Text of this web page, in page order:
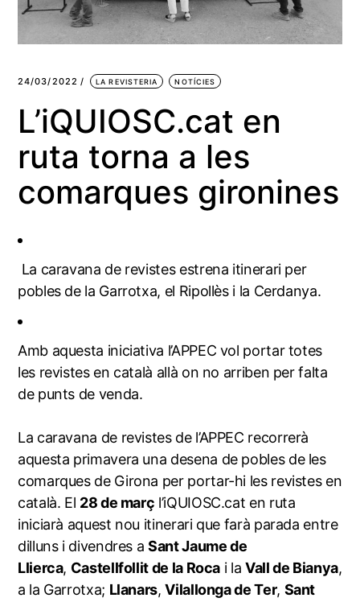
24/03/2022 LA REVISTERIA NOTÍCIES
L’iQUIOSC.cat en
ruta torna a les
comarques gironines
La caravana de revistes estrena itinerari per
pobles de la Garrotxa, el Ripollès i la Cerdanya.
Amb aquesta iniciativa l’APPEC vol portar totes
les revistes en català allà on no arriben per falta
de punts de venda.
La caravana de revistes de l’APPEC recorrerà
aquesta primavera una desena de pobles de les
comarques de Girona per portar-hi les revistes en
català. El 28 de març l’iQUIOSC.cat en ruta
iniciarà aquest nou itinerari que farà parada entre
dilluns i divendres aSant Jaume de
Llierca, Castellfollit de la Roca i la Vall de Bianya,
a la Garrotxa; Llanars,Vilallonga de Ter, Sant